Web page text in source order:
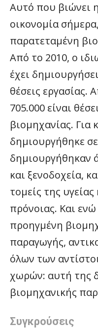
Αυτό που βιώνει
οικονομία
παρατεταμένη
Από το 2010, ο
έχει
θέσεις εργασίας.
705.000 είναι
βιομηχανίας. Για
δημιουργήθηκε
δημιουργήθηκαν
και ξενοδοχεία,
τομείς της
πρόνοιας. Και
προηγμένη
παραγωγής,
όλων των
χωρών: αυτή της
βιομηχανικής
Συγκρούσεις